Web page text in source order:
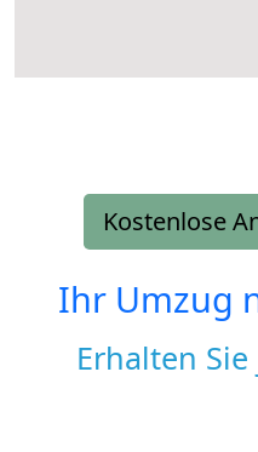
Kostenlose
Ihr Umzug
Erhalten